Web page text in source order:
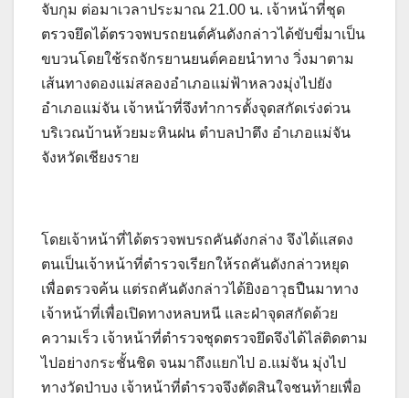
จับกุม ต่อมาเวลาประมาณ 21.00 น. เจ้าหน้าที่ชุด
ตรวจยึดได้ตรวจพบรถยนต์คันดังกล่าวได้ขับขี่มาเป็น
ขบวนโดยใช้รถจักรยานยนต์คอยนำทาง วิ่งมาตาม
เส้นทางดองแม่สลองอำเภอแม่ฟ้าหลวงมุ่งไปยัง
อำเภอแม่จัน เจ้าหน้าที่จึงทำการตั้งจุดสกัดเร่งด่วน
บริเวณบ้านห้วยมะหินฝน ตำบลป่าตึง อำเภอแม่จัน
จังหวัดเชียงราย
โดยเจ้าหน้าที่ได้ตรวจพบรถคันดังกล่าง จึงได้แสดง
ตนเป็นเจ้าหน้าที่ตำรวจเรียกให้รถคันดังกล่าวหยุด
เพื่อตรวจค้น แต่รถคันดังกล่าวได้ยิงอาวุธปืนมาทาง
เจ้าหน้าที่เพื่อเปิดทางหลบหนี และฝ่าจุดสกัดด้วย
ความเร็ว เจ้าหน้าที่ตำรวจชุดตรวจยึดจึงได้ไล่ติดตาม
ไปอย่างกระชั้นชิด จนมาถึงแยกไป อ.แม่จัน มุ่งไป
ทางวัดป่าบง เจ้าหน้าที่ตำรวจจึงตัดสินใจชนท้ายเพื่อ